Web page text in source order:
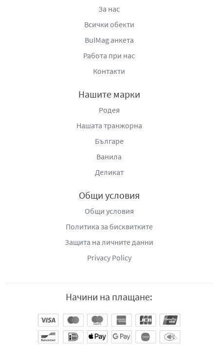
За нас
Всички обекти
BulMag анкета
Работа при нас
Контакти
Нашите марки
Родея
Нашата транжорна
Българе
Ванила
Деликат
Общи условия
Общи условия
Политика за бисквитките
Защита на личните данни
Privacy Policy
Начини на плащане: